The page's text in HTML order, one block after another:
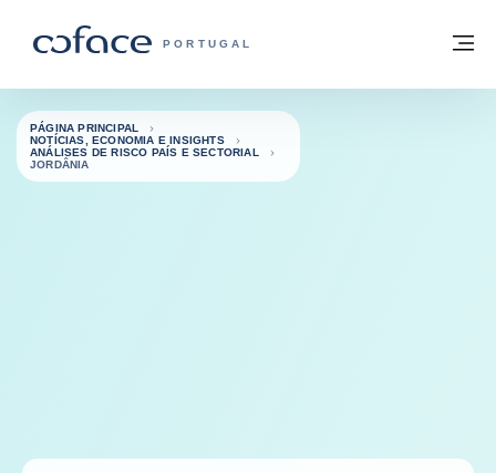
COFACE FOR TRADE - HOMEPAGE DO
PORTUGAL
Voltar à página principal
PÁGINA PRINCIPAL
NOTÍCIAS, ECONOMIA E INSIGHTS
ANÁLISES DE RISCO PAÍS E SECTORIAL
JORDÂNIA